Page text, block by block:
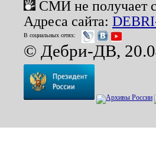
СМИ не получает
Адреса сайта:
В социальных сетях:
© Дебри-ДВ,